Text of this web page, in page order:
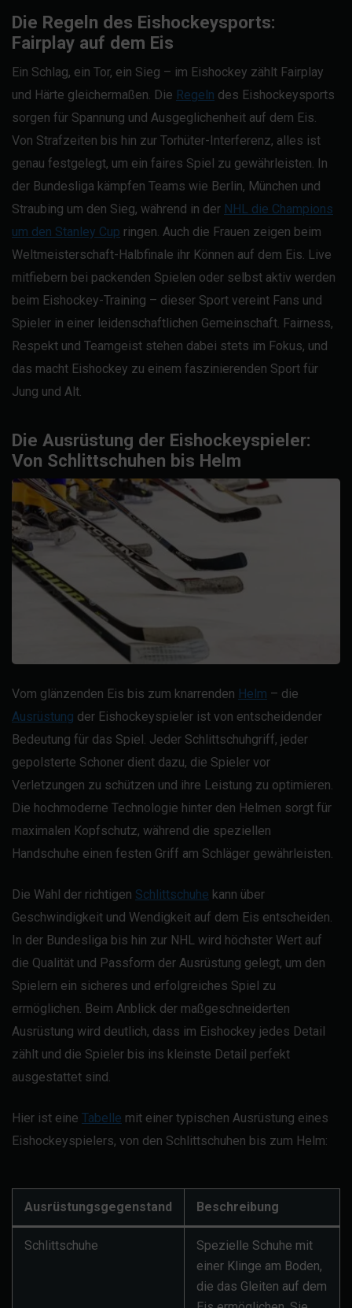
Die Regeln des Eishockeysports:
Fairplay auf dem Eis
Ein Schlag, ein Tor, ein Sieg – im Eishockey zählt Fairplay
und Härte gleichermaßen. Die Regeln des Eishockeysports
sorgen für Spannung und Ausgeglichenheit auf dem Eis.
Von Strafzeiten bis hin zur Torhüter-Interferenz, alles ist
genau festgelegt, um ein faires Spiel zu gewährleisten. In
der Bundesliga kämpfen Teams wie Berlin, München und
Straubing um den Sieg, während in der NHL die Champions
um den Stanley Cup ringen. Auch die Frauen zeigen beim
Weltmeisterschaft-Halbfinale ihr Können auf dem Eis. Live
mitfiebern bei packenden Spielen oder selbst aktiv werden
beim Eishockey-Training – dieser Sport vereint Fans und
Spieler in einer leidenschaftlichen Gemeinschaft. Fairness,
Respekt und Teamgeist stehen dabei stets im Fokus, und
das macht Eishockey zu einem faszinierenden Sport für
Jung und Alt.
Die Ausrüstung der Eishockeyspieler:
Von Schlittschuhen bis Helm
Vom glänzenden Eis bis zum knarrenden Helm – die
Ausrüstung der Eishockeyspieler ist von entscheidender
Bedeutung für das Spiel. Jeder Schlittschuhgriff, jeder
gepolsterte Schoner dient dazu, die Spieler vor
Verletzungen zu schützen und ihre Leistung zu optimieren.
Die hochmoderne Technologie hinter den Helmen sorgt für
maximalen Kopfschutz, während die speziellen
Handschuhe einen festen Griff am Schläger gewährleisten.
Die Wahl der richtigen Schlittschuhe kann über
Geschwindigkeit und Wendigkeit auf dem Eis entscheiden.
In der Bundesliga bis hin zur NHL wird höchster Wert auf
die Qualität und Passform der Ausrüstung gelegt, um den
Spielern ein sicheres und erfolgreiches Spiel zu
ermöglichen. Beim Anblick der maßgeschneiderten
Ausrüstung wird deutlich, dass im Eishockey jedes Detail
zählt und die Spieler bis ins kleinste Detail perfekt
ausgestattet sind.
Hier ist eine Tabelle mit einer typischen Ausrüstung eines
Eishockeyspielers, von den Schlittschuhen bis zum Helm:
Ausrüstungsgegenstand Beschreibung
Schlittschuhe
Spezielle Schuhe mit
einer Klinge am Boden,
die das Gleiten auf dem